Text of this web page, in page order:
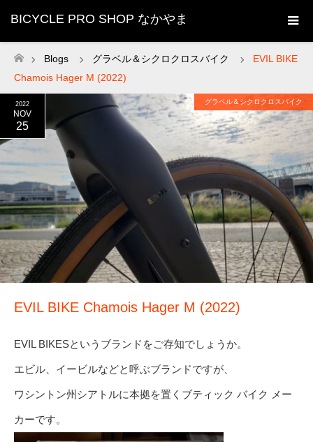
BICYCLE PRO SHOP なかやま
ホーム
Blogs グラベル＆シクロクロスバイク
EVIL BIKE
Chamois Hager M (2022)
2022
NOV
25
グラベル＆シクロクロスバイク
EVIL BIKE Chamois Hager M (2022)
EVIL BIKESというブランドをご存知でしょうか。
エビル、イービルなどと呼ぶブランドですが、
ワシントン州シアトルに本拠を置くブティック バイク メー
カーです。